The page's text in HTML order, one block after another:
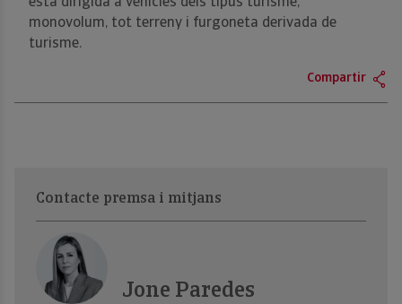
està dirigida a vehicles dels tipus turisme,
monovolum, tot terreny i furgoneta derivada de
turisme.
Compartir
Contacte premsa i mitjans
Jone Paredes